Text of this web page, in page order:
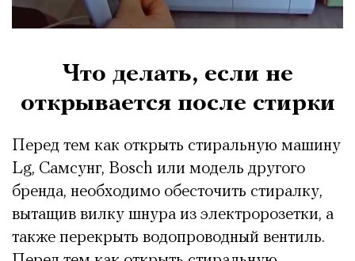
Что делать, если не
открывается после стирки
Перед тем как открыть стиральную машину
Lg, Самсунг, Bosch или модель другого
бренда, необходимо обесточить стиралку,
вытащив вилку шнура из электророзетки, а
также перекрыть водопроводный вентиль.